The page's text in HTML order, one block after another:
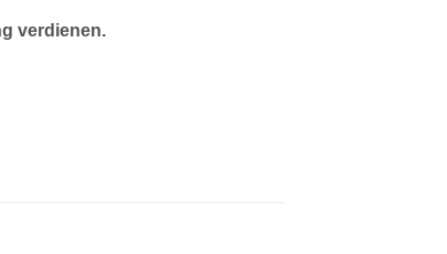
verdienen.